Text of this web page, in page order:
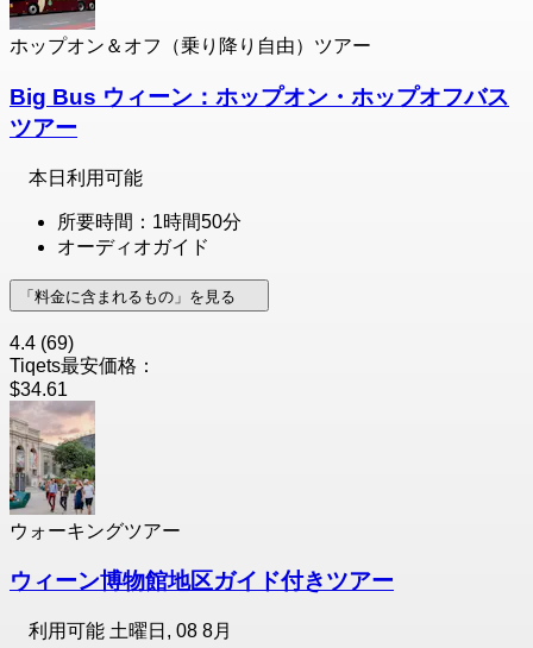
ホップオン＆オフ（乗り降り自由）ツアー
Big Bus ウィーン：ホップオン・ホップオフバス
ツアー
本日利用可能
所要時間：1時間50分
オーディオガイド
「料金に含まれるもの」を見る
4.4 (69)
Tiqets最安価格：
$34.61
ウォーキングツアー
ウィーン博物館地区ガイド付きツアー
利用可能 土曜日, 08 8月